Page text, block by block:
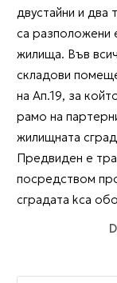
двустайни и два
са разположени
жилища. Във
складови
на Ап.19, за
рамо на
жилищната
Предвиден е
посредством
сградата kса